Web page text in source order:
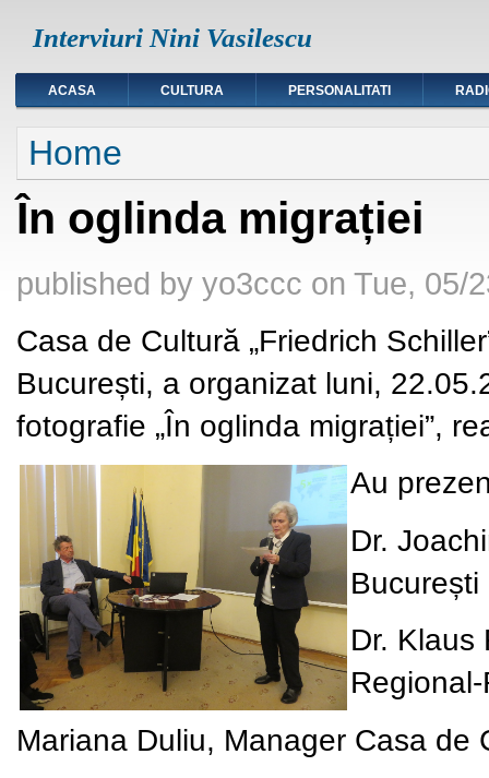
Interviuri Nini Vasilescu
ACASA CULTURA PERSONALITATI
You are here
Home
În oglinda migrației
published by yo3ccc on Tue, 05/
Casa de Cultură „Friedrich
București, a organizat luni,
fotografie „În oglinda migrației”,
Au
Dr.
București
Dr. Klaus
Mariana Duliu, Manager Casa de